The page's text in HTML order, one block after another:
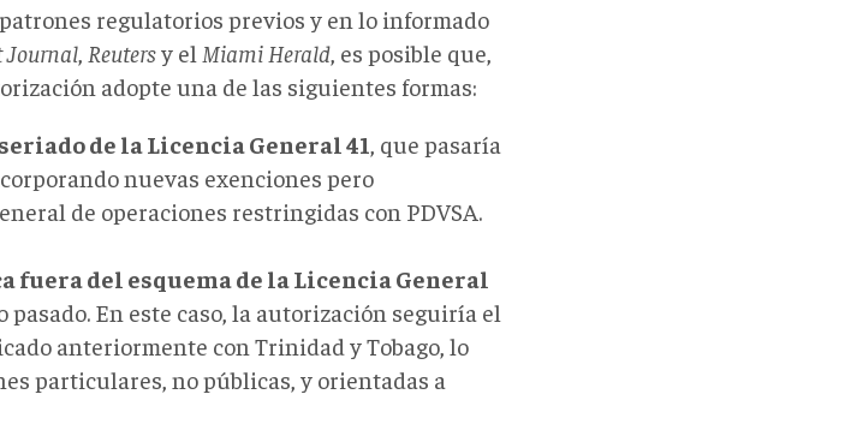
regulatorios previos y en lo informado
Journal, Reutersy el Miami Herald, es posible que,
adopte una de las siguientes formas:
de la Licencia General 41, que pasaría
nuevas exenciones pero
de operaciones restringidas con PDVSA.
fuera del esquema de la Licencia General
pasado. En este caso, la autorización seguiría el
anteriormente con Trinidad y Tobago, lo
particulares, no públicas, y orientadas a